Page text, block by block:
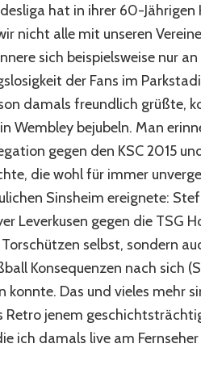
hat in ihrer 60-
nicht alle mit unseren
sich beispielsweise nur
der Fans im
damals freundlich grüßte,
Wembley bejubeln. Man
gegen den KSC 2015
die wohl für immer
Sinsheim ereignete:
Leverkusen gegen die TSG
selbst, sondern
Konsequenzen nach sich
konnte. Das und vieles mehr
Retro jenem
ich damals live am